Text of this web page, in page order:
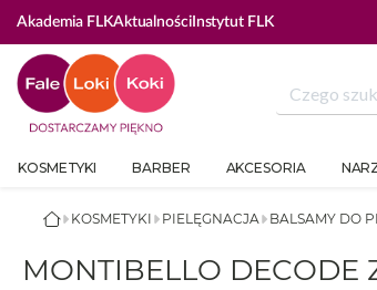
Akademia FLKAktualnościInstytut FLK
KOSMETYKI BARBER AKCESORIA
BALSAMY DO
PIELĘGNACJA
KOSMETYKI
MONTIBELLO DECODE